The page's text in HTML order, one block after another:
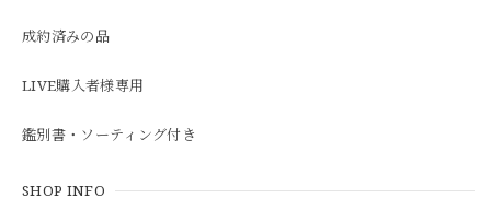
成約済みの品
LIVE購入者様専用
鑑別書・ソーティング付き
SHOP INFO